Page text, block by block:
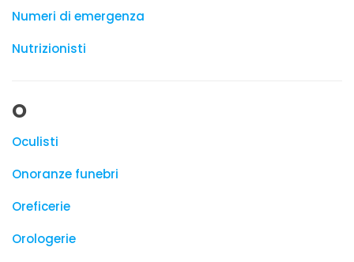
Numeri di emergenza
Nutrizionisti
O
Oculisti
Onoranze funebri
Oreficerie
Orologerie